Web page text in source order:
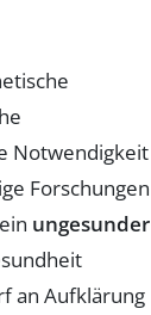
Notwendigkeit
Forschungen
ungesunder
an Aufklärung